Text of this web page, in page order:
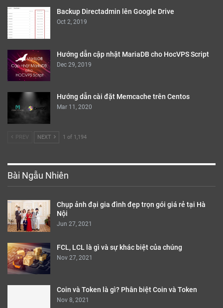
Backup Directadmin lên Google Drive
Oct 2, 2019
Hướng dẫn cập nhật MariaDB cho HocVPS Script
Dec 29, 2019
Hướng dẫn cài đặt Memcache trên Centos
Mar 11, 2020
PREV NEXT 1 of 1,194
Bài Ngẫu Nhiên
Chụp ảnh đại gia đình đẹp trọn gói giá rẻ tại Hà
Nội
Jun 27, 2021
FCL, LCL là gì và sự khác biệt của chúng
Nov 27, 2021
Coin và Token là gì? Phân biệt Coin và Token
Nov 8, 2021